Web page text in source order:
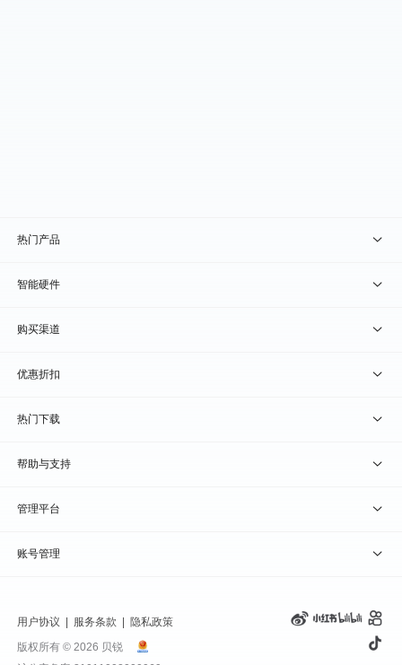
热门产品
贝锐向日葵 · 远程控制
贝锐蒲公英 · 异地组网
贝锐花生壳 · 动态域名
贝锐洋葱头 · 协作无间
智能硬件
贝锐向日葵硬件
贝锐蒲公英硬件
贝锐花生壳硬件
购买渠道
天猫旗舰店
京东旗舰店
优惠折扣
兑换码通道
教育公益折扣
热门下载
贝锐向日葵客户端
贝锐蒲公英客户端
贝锐花生壳客户端
帮助与支持
我要建议
我要投诉
钻石VIP
管理平台
贝锐向日葵管理
贝锐花生壳管理
账号管理
账号信息
用户协议 | 服务条款 |隐私政策
版权所有 © 2026 贝锐